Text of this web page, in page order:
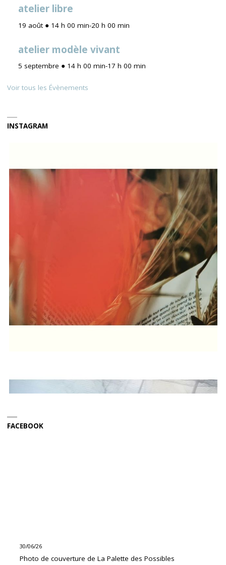
atelier libre
19 août ● 14 h 00 min-20 h 00 min
atelier modèle vivant
5 septembre ● 14 h 00 min-17 h 00 min
Voir tous les Évènements
INSTAGRAM
FACEBOOK
30/06/26
Photo de couverture de La Palette des Possibles